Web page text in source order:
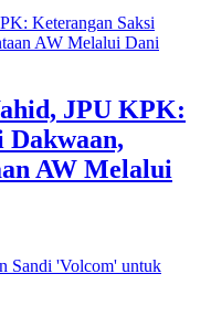
JPU KPK:
Dakwaan,
AW Melalui